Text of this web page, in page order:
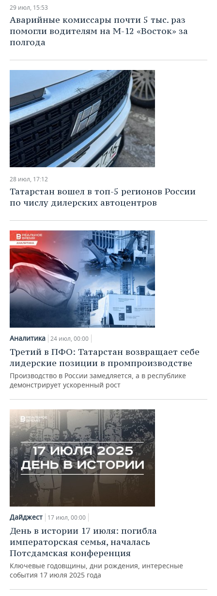
29 июл, 15:53
Аварийные комиссары почти 5 тыс. раз
помогли водителям на М-12 «Восток» за
полгода
28 июл, 17:12
Татарстан вошел в топ-5 регионов России
по числу дилерских автоцентров
Аналитика 24 июл, 00:00
Третий в ПФО: Татарстан возвращает себе
лидерские позиции в промпроизводстве
Производство в России замедляется, а в республике
демонстрирует ускоренный рост
Дайджест 17 июл, 00:00
День в истории 17 июля: погибла
императорская семья, началась
Потсдамская конференция
Ключевые годовщины, дни рождения, интересные
события 17 июля 2025 года